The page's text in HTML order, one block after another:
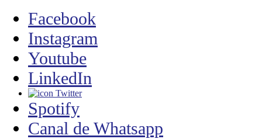
Facebook
Instagram
Youtube
LinkedIn
Twitter
Spotify
Canal de Whatsapp